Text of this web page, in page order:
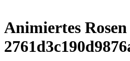
Animiertes